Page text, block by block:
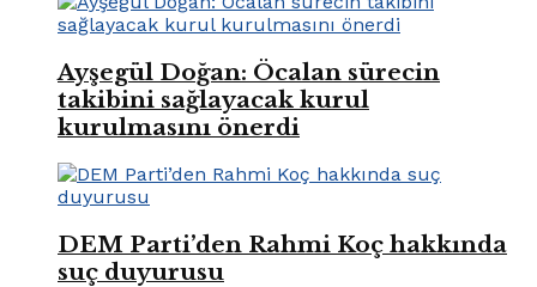
Ayşegül Doğan: Öcalan sürecin
takibini sağlayacak kurul
kurulmasını önerdi
DEM Parti’den Rahmi Koç hakkında
suç duyurusu